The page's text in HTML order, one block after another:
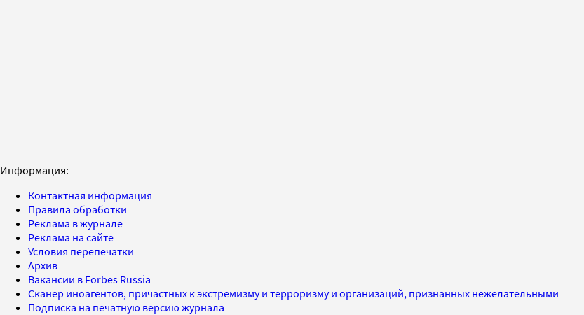
Информация:
Контактная информация
Правила обработки
Реклама в журнале
Реклама на сайте
Условия перепечатки
Архив
Вакансии в Forbes Russia
Сканер иноагентов, причастных к экстремизму и терроризму и организаций, признанных нежелательными
Подписка на печатную версию журнала